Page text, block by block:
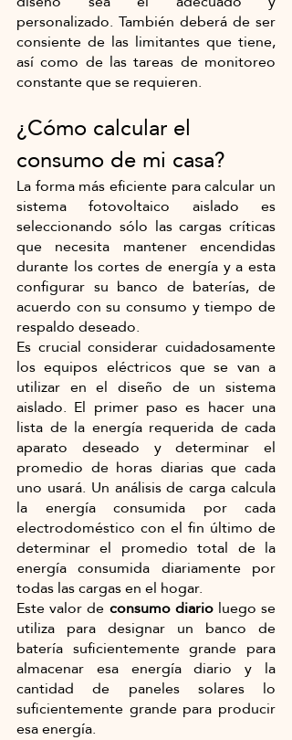
personalizado. También deberá de ser
consiente de las limitantes que tiene,
así como de las tareas de monitoreo
constante que se requieren.
¿Cómo calcular el
consumo de mi casa?
La forma más eficiente para calcular un
sistema fotovoltaico aislado es
seleccionando sólo las cargas críticas
que necesita mantener encendidas
durante los cortes de energía y a esta
configurar su banco de baterías, de
acuerdo con su consumo y tiempo de
respaldo deseado.
Es crucial considerar cuidadosamente
los equipos eléctricos que se van a
utilizar en el diseño de un sistema
aislado. El primer paso es hacer una
lista de la energía requerida de cada
aparato deseado y determinar el
promedio de horas diarias que cada
uno usará. Un análisis de carga calcula
la energía consumida por cada
electrodoméstico con el fin último de
determinar el promedio total de la
energía consumida diariamente por
todas las cargas en el hogar.
Este valor de consumo diario luego se
utiliza para designar un banco de
batería suficientemente grande para
almacenar esa energía diario y la
cantidad de paneles solares lo
suficientemente grande para producir
esa energía.